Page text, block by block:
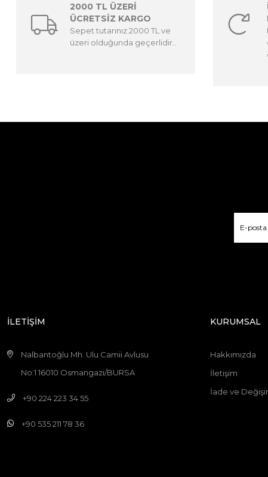
2000 TL ÜZERİ
ÜCRETSİZ KARGO
Sepet tutarınız 2000 TL ve
üzeri olduğunda geçerlidir..
İLETİŞİM
Nalbantoğlu Mh. Ulu Camii Avlusu
No:1 16010 Osmangazi/BURSA
+90 224 223 34 55
+90 535 211 78 36
KURUMSAL
Hakkımızda
İletişim
İade ve